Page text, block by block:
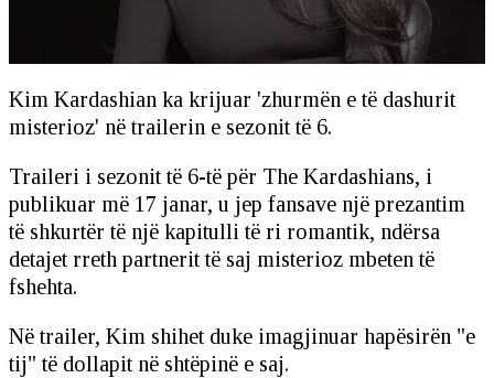
Kim Kardashian ka krijuar 'zhurmën e të dashurit
misterioz' në trailerin e sezonit të 6.
Traileri i sezonit të 6-të për The Kardashians, i
publikuar më 17 janar, u jep fansave një prezantim
të shkurtër të një kapitulli të ri romantik, ndërsa
detajet rreth partnerit të saj misterioz mbeten të
fshehta.
Në trailer, Kim shihet duke imagjinuar hapësirën "e
tij" të dollapit në shtëpinë e saj.